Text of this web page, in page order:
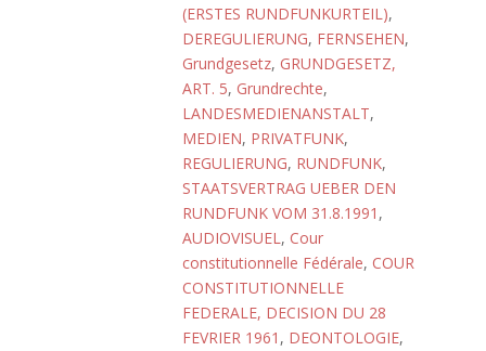
(ERSTES RUNDFUNKURTEIL),
DEREGULIERUNG, FERNSEHEN,
Grundgesetz, GRUNDGESETZ,
ART. 5, Grundrechte,
LANDESMEDIENANSTALT,
MEDIEN, PRIVATFUNK,
REGULIERUNG, RUNDFUNK,
STAATSVERTRAG UEBER DEN
RUNDFUNK VOM 31.8.1991 ,
AUDIOVISUEL, Cour
constitutionnelle Fédérale, COUR
CONSTITUTIONNELLE
FEDERALE, DECISION DU 28
FEVRIER 1961 , DEONTOLOGIE,